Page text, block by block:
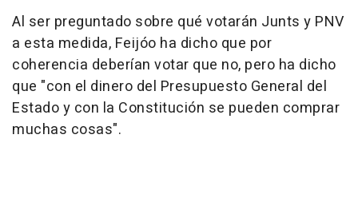
Al ser preguntado sobre qué votarán Junts y PNV
a esta medida, Feijóo ha dicho que por
coherencia deberían votar que no, pero ha dicho
que "con el dinero del Presupuesto General del
Estado y con la Constitución se pueden comprar
muchas cosas".